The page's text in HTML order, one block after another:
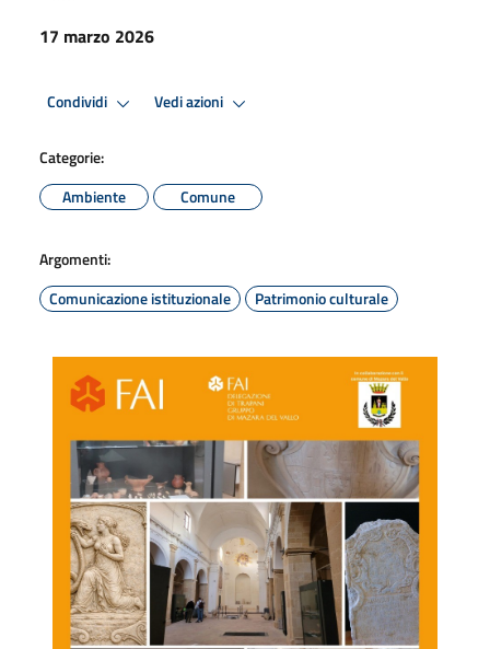
17 marzo 2026
Condividi Vedi azioni
Categorie:
Ambiente
Comune
Argomenti:
Comunicazione istituzionale
Patrimonio culturale